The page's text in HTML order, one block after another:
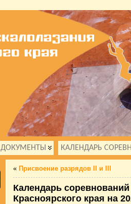
ДОКУМЕНТЫ КАЛЕНДАРЬ
« Присвоение разрядов II и III
Календарь
Красноярского края на